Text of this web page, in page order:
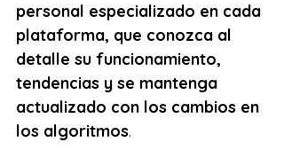
personal especializado en cada
plataforma, que conozca al
detalle su funcionamiento,
tendencias y se mantenga
actualizado con los cambios en
los algoritmos.